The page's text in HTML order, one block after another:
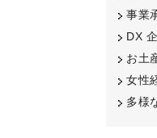
事業
DX
お土
女性
多様